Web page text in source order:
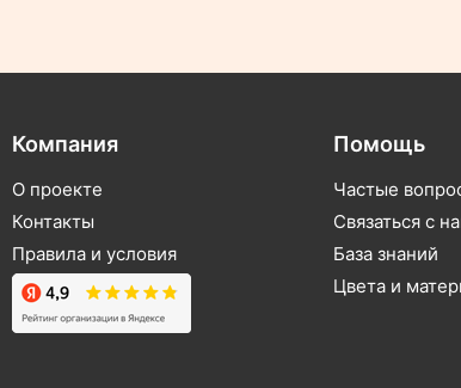
Компания
О проекте
Контакты
Правила и условия
Помощь
Частые
Связаться с
База знаний
Цвета и